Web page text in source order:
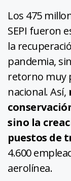
Los 475
SEPI fueron
la
pandemia,
retorno muy
nacional. Así,
sino la
puestos de
4.600
aerolínea.